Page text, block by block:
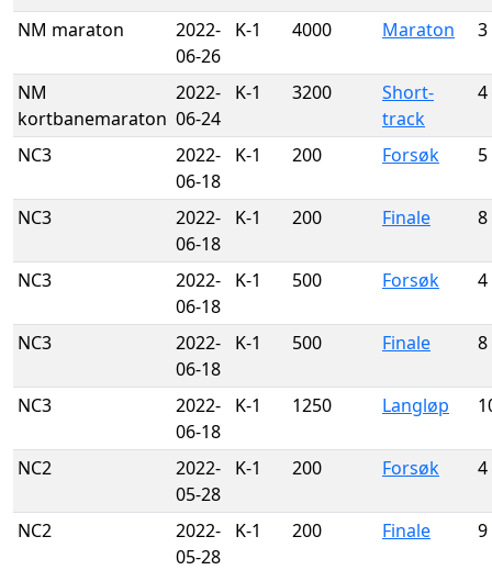
NM maraton
2022-
06-26
K-1 4000 Maraton 3
NM
kortbanemaraton
2022-
06-24
K-1 3200
Short-
track
4
NC3
2022-
06-18
K-1 200 Forsøk 5
NC3
2022-
06-18
K-1 200 Finale 8
NC3
2022-
06-18
K-1 500 Forsøk 4
NC3
2022-
06-18
K-1 500 Finale 8
NC3
2022-
06-18
K-1 1250 Langløp
NC2
2022-
05-28
K-1 200 Forsøk 4
NC2
2022-
05-28
K-1 200 Finale 9